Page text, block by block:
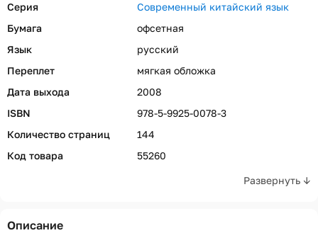
Развернуть ↓
Серия
Современный китайский язык
Бумага
офсетная
Язык
русский
Переплет
мягкая обложка
Дата выхода
2008
ISBN
978-5-9925-0078-3
Количество страниц
144
Код товара
55260
Описание